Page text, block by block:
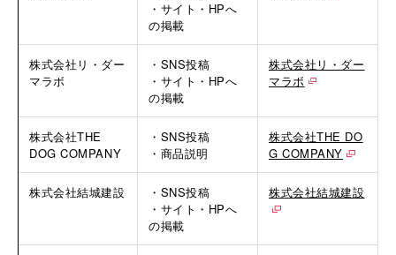
・サイト・HPへ
の掲載
株式会社リ・ダー
マラボ
・SNS投稿
・サイト・HPへ
の掲載
株式会社リ・ダー
マラボ
株式会社THE
DOG COMPANY
・SNS投稿
・商品説明
株式会社THE DO
G COMPANY
株式会社結城建設
・SNS投稿
・サイト・HPへ
の掲載
株式会社結城建設